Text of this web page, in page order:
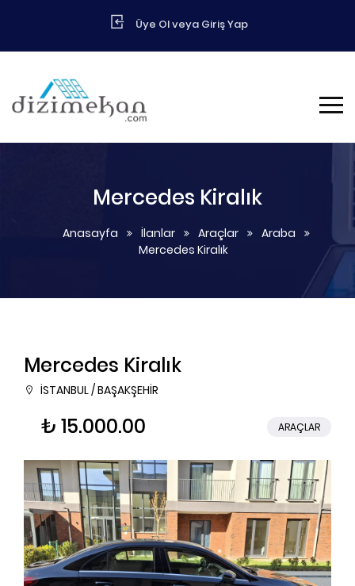
Üye Ol veya Giriş Yap
Mercedes Kiralık
Anasayfa İlanlar Araçlar
Araba
Mercedes Kiralık
Mercedes Kiralık
İSTANBUL / BAŞAKŞEHİR
₺ 15.000.00 ARAÇLAR